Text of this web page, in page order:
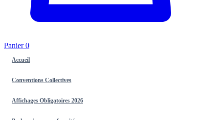
Panier0
Accueil
Conventions Collectives
Affichages Obligatoires 2026